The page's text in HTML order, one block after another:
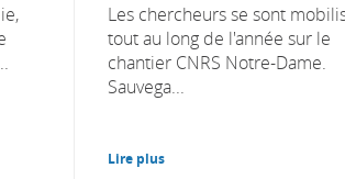
Les chercheurs se sont
tout au long de l'année sur le
chantier CNRS Notre-Dame.
Sauvega...
Lire plus